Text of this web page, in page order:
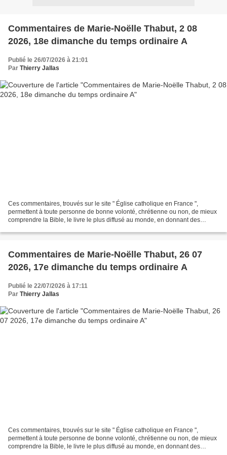
Commentaires de Marie-Noëlle Thabut, 2 08
2026, 18e dimanche du temps ordinaire A
Publié le 26/07/2026 à 21:01
Par Thierry Jallas
Ces commentaires, trouvés sur le site " Église catholique en France ",
permettent à toute personne de bonne volonté, chrétienne ou non, de mieux
comprendre la Bible, le livre le plus diffusé au monde, en donnant des
Commentaires de Marie-Noëlle Thabut, 26 07
2026, 17e dimanche du temps ordinaire A
Publié le 22/07/2026 à 17:11
Par Thierry Jallas
Ces commentaires, trouvés sur le site " Église catholique en France ",
permettent à toute personne de bonne volonté, chrétienne ou non, de mieux
comprendre la Bible, le livre le plus diffusé au monde, en donnant des